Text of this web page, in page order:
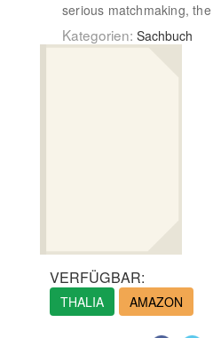
serious matchmaking,
Kategorien: Sachbuch
VERFÜGBAR:
THALIA AMAZON